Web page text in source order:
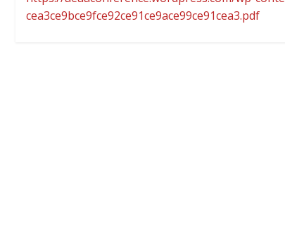
cea3ce9bce9fce92ce91ce9ace99ce91cea3.pdf